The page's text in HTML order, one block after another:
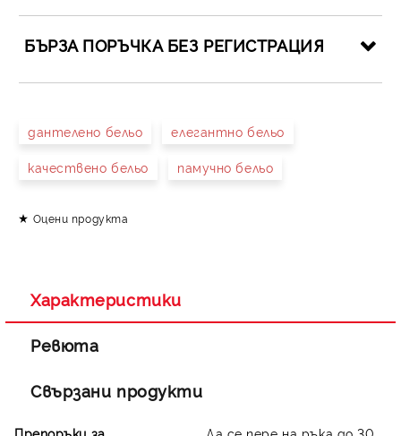
БЪРЗА ПОРЪЧКА БЕЗ РЕГИСТРАЦИЯ
дантелено бельо елегантно бельо
качествено бельо памучно бельо
Оцени продукта
Характеристики
Ревюта
Свързани продукти